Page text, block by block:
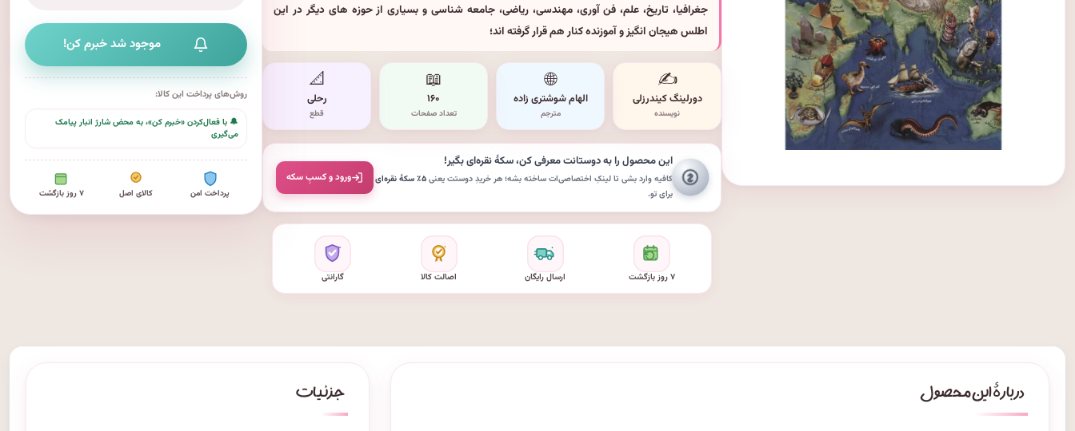
جغرافیا، تاریخ، علم، فن آوری، مهندسی، ریاضی، جامعه شناسی و بسیاری از حوزه های دیگر در این
اطلس هیجان انگیز و آموزنده کنار هم قرار گرفته اند؛
✍️
دورلینگ کیندرزلی
نویسنده
🌐
الهام شوشتری زاده
مترجم
📖
۱۶۰
تعداد صفحات
📐
رحلی
قطع
این محصول را به دوستانت معرفی کن،سکهٔ نقره‌ایبگیر!
کافیه وارد بشی تا لینکِ اختصاصی‌ات ساخته بشه؛ هر خریدِ دوستت یعنی۵٪ سکهٔ نقره‌ای
برای تو.
ورود و کسبِ سکه
۷ روز بازگشت ارسال رایگان اصالت کالا گارانتی
موجود شد خبرم کن!
روش‌های پرداخت این کالا:
🔔 با فعال‌کردن «خبرم کن»، به محض شارژ انبار پیامک
می‌گیری
پرداخت امن کالای اصل ۷ روز بازگشت